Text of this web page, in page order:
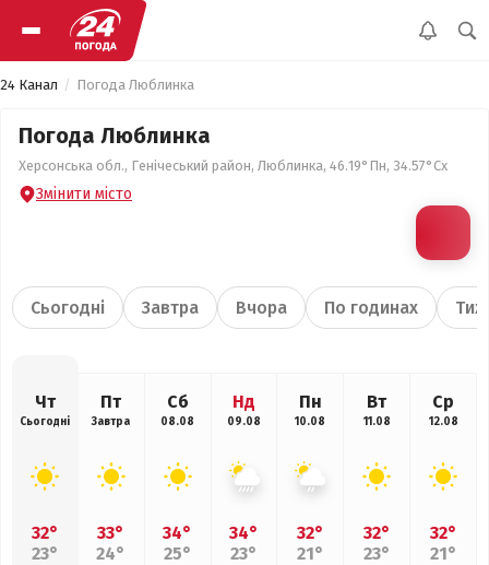
24 Канал Погода Люблинка
Погода Люблинка
Херсонська обл., Генічеський район, Люблинка, 46.19°Пн, 34.57°Сх
Змінити місто
Сьогодні Завтра Вчора По годинах
Чт
Сьогодні
32°
23°
Пт
Завтра
33°
24°
Сб
08.08
34°
25°
Нд
09.08
34°
23°
Пн
10.08
32°
21°
Вт
11.08
32°
23°
Ср
12.08
32°
21°